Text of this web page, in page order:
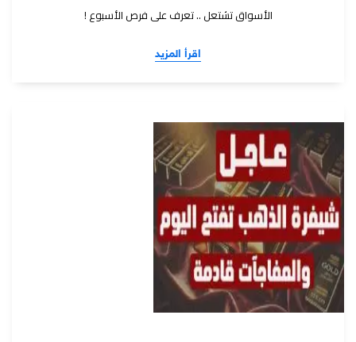
الأسواق تشتعل .. تعرف على فرص الأسبوع !
اقرأ المزيد